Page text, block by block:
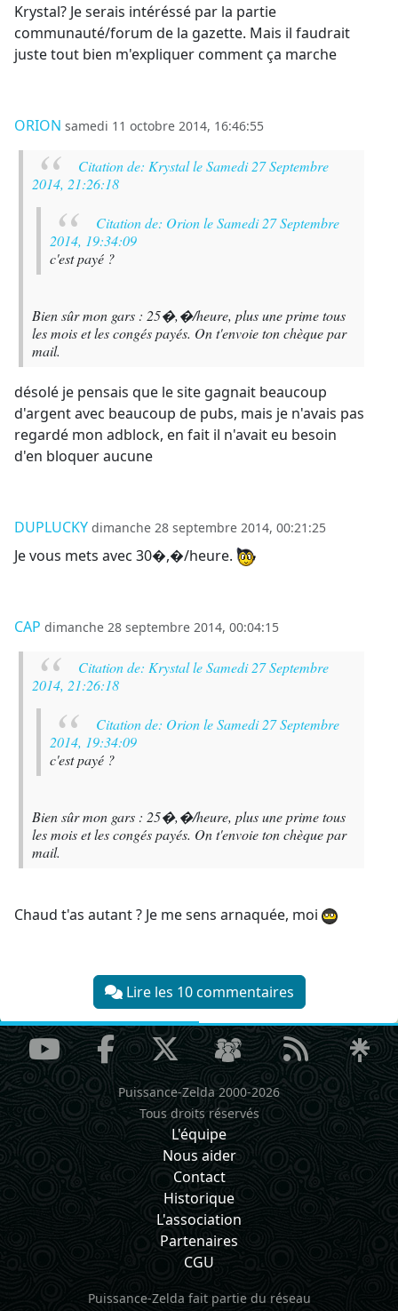
Krystal? Je serais intéréssé par la partie
communauté/forum de la gazette. Mais il faudrait
juste tout bien m'expliquer comment ça marche
ORION samedi 11 octobre 2014, 16:46:55
Citation de: Krystal le Samedi 27 Septembre
2014, 21:26:18
Citation de: Orion le Samedi 27 Septembre
2014, 19:34:09
c'est payé ?
Bien sûr mon gars : 25�,�/heure, plus une prime tous
les mois et les congés payés. On t'envoie ton chèque par
mail.
désolé je pensais que le site gagnait beaucoup
d'argent avec beaucoup de pubs, mais je n'avais pas
regardé mon adblock, en fait il n'avait eu besoin
d'en bloquer aucune
DUPLUCKY dimanche 28 septembre 2014, 00:21:25
Je vous mets avec 30�,�/heure.
CAP dimanche 28 septembre 2014, 00:04:15
Citation de: Krystal le Samedi 27 Septembre
2014, 21:26:18
Citation de: Orion le Samedi 27 Septembre
2014, 19:34:09
c'est payé ?
Bien sûr mon gars : 25�,�/heure, plus une prime tous
les mois et les congés payés. On t'envoie ton chèque par
mail.
Chaud t'as autant ? Je me sens arnaquée, moi
Lire les 10 commentaires
Puissance-Zelda 2000-2026
Tous droits réservés
L'équipe
Nous aider
Contact
Historique
L'association
Partenaires
CGU
Puissance-Zelda fait partie du réseau